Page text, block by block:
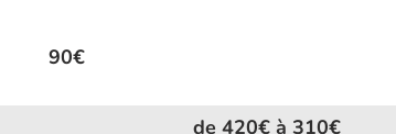
90€
de 420€ à 310€